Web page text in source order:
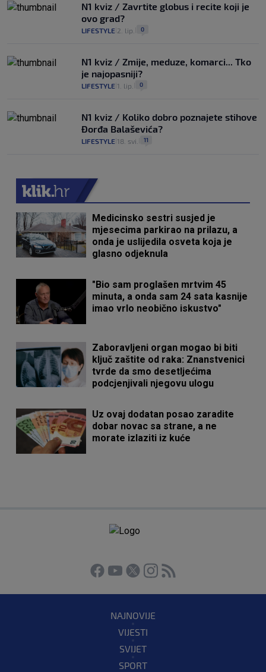
N1 kviz / Zavrtite globus i recite koji je
ovo grad?
LIFESTYLE 2. lip. 0
N1 kviz / Zmije, meduze, komarci... Tko
je najopasniji?
LIFESTYLE 1. lip. 0
N1 kviz / Koliko dobro poznajete stihove
Đorđa Balaševića?
LIFESTYLE 18. svi. 11
Medicinsko sestri susjed je
mjesecima parkirao na prilazu, a
onda je uslijedila osveta koja je
glasno odjeknula
"Bio sam proglašen mrtvim 45
minuta, a onda sam 24 sata kasnije
imao vrlo neobično iskustvo"
Zaboravljeni organ mogao bi biti
ključ zaštite od raka: Znanstvenici
tvrde da smo desetljećima
podcjenjivali njegovu ulogu
Uz ovaj dodatan posao zaradite
dobar novac sa strane, a ne
morate izlaziti iz kuće
NAJNOVIJE
VIJESTI
SVIJET
SPORT